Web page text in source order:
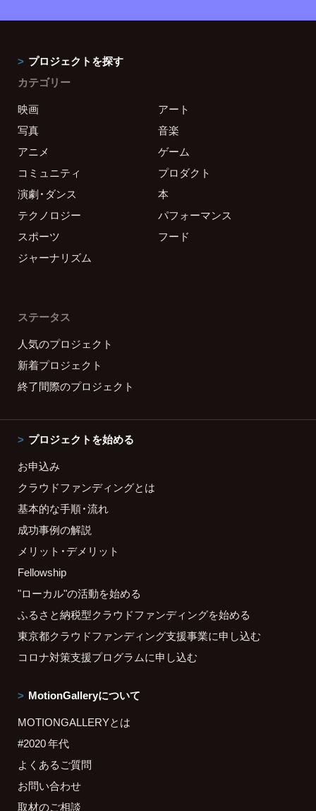
プロジェクトを探す
カテゴリー
映画
アート
写真
音楽
アニメ
ゲーム
コミュニティ
プロダクト
演劇・ダンス
本
テクノロジー
パフォーマンス
スポーツ
フード
ジャーナリズム
ステータス
人気のプロジェクト
新着プロジェクト
終了間際のプロジェクト
プロジェクトを始める
お申込み
クラウドファンディングとは
基本的な手順・流れ
成功事例の解説
メリット・デメリット
Fellowship
"ローカル"の活動を始める
ふるさと納税型クラウドファンディングを始める
東京都クラウドファンディング支援事業に申し込む
コロナ対策支援プログラムに申し込む
MotionGalleryについて
MOTIONGALLERYとは
#2020 年代
よくあるご質問
お問い合わせ
取材のご相談